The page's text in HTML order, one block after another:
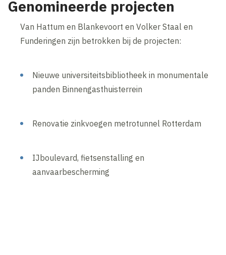
Genomineerde projecten
Van Hattum en Blankevoort en Volker Staal en
Funderingen zijn betrokken bij de projecten:
Nieuwe universiteitsbibliotheek in monumentale
panden Binnengasthuisterrein
Renovatie zinkvoegen metrotunnel Rotterdam
IJboulevard, fietsenstalling en
aanvaarbescherming